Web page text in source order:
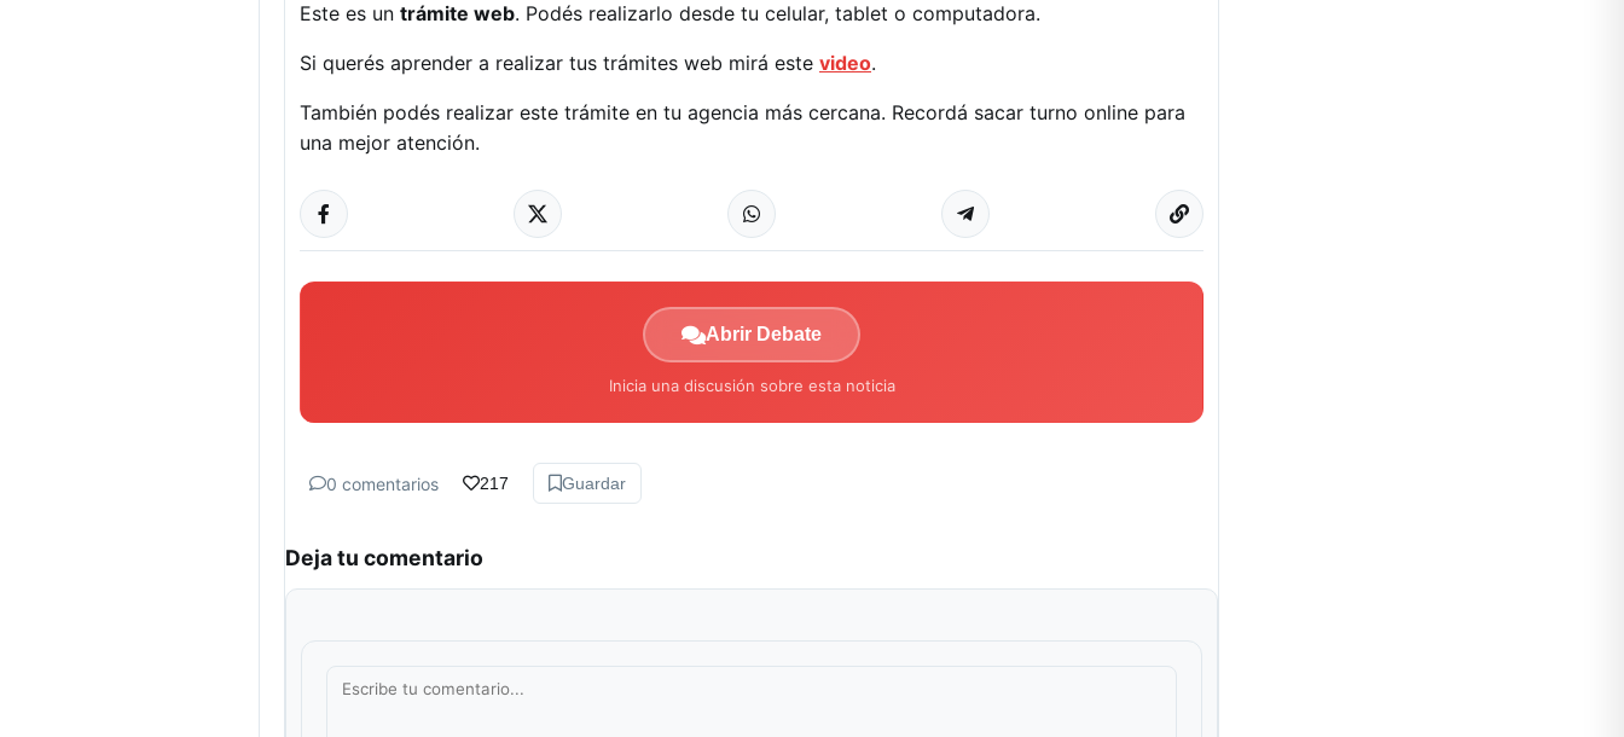
Este es un trámite web. Podés realizarlo desde tu celular, tablet o computadora.
Si querés aprender a realizar tus trámites web mirá este video.
También podés realizar este trámite en tu agencia más cercana. Recordá sacar turno online para
una mejor atención.
Abrir Debate
Inicia una discusión sobre esta noticia
0 comentarios 217 Guardar
Deja tu comentario